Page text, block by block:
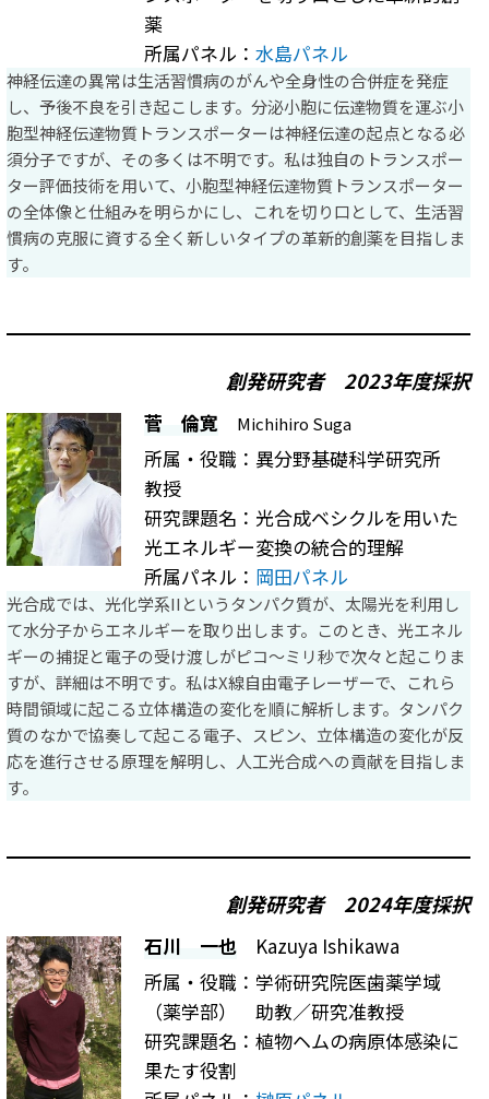
薬
所属パネル： 水島パネル
神経伝達の異常は生活習慣病のがんや全身性の合併症を発症
し、予後不良を引き起こします。分泌小胞に伝達物質を運ぶ小
胞型神経伝達物質トランスポーターは神経伝達の起点となる必
須分子ですが、その多くは不明です。私は独自のトランスポー
ター評価技術を用いて、小胞型神経伝達物質トランスポーター
の全体像と仕組みを明らかにし、これを切り口として、生活習
慣病の克服に資する全く新しいタイプの革新的創薬を目指しま
す。
創発研究者 2023年度採択
菅 倫寛 Michihiro Suga
所属・役職：異分野基礎科学研究所
教授
研究課題名：光合成ベシクルを用いた
光エネルギー変換の統合的理解
所属パネル： 岡田パネル
光合成では、光化学系IIというタンパク質が、太陽光を利用し
て水分子からエネルギーを取り出します。このとき、光エネル
ギーの捕捉と電子の受け渡しがピコ～ミリ秒で次々と起こりま
すが、詳細は不明です。私はX線自由電子レーザーで、これら
時間領域に起こる立体構造の変化を順に解析します。タンパク
質のなかで協奏して起こる電子、スピン、立体構造の変化が反
応を進行させる原理を解明し、人工光合成への貢献を目指しま
す。
創発研究者 2024年度採択
石川 一也Kazuya Ishikawa
所属・役職：学術研究院医歯薬学域
（薬学部） 助教／研究准教授
研究課題名：植物ヘムの病原体感染に
果たす役割